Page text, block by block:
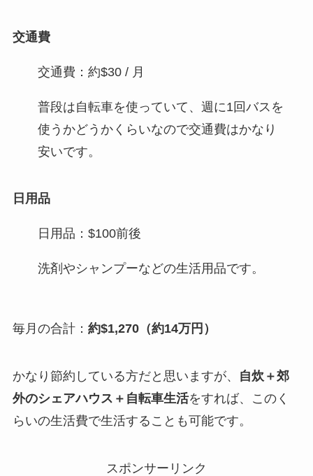
交通費
交通費：約$30 / 月
普段は自転車を使っていて、週に1回バスを
使うかどうかくらいなので交通費はかなり
安いです。
日用品
日用品：$100前後
洗剤やシャンプーなどの生活用品です。
毎月の合計： 約$1,270（約14万円）
かなり節約している方だと思いますが、
自炊＋郊
外のシェアハウス＋自転車生活をすれば、このく
らいの生活費で生活することも可能です。
スポンサーリンク